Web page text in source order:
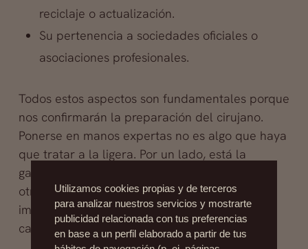
reciclaje o actualización.
Su pertenencia a sociedades oficiales o
asociaciones profesionales.
Todos estos aspectos son fundamentales porque
nos confirmarán la preparación del cirujano.
Ponerse en manos expertas no es algo que haya
que tratar a la ligera. Por un lado, está la
garantía de unos resultados satisfactorios. Por
otro, la seguridad de que en caso de un
imprevisto elcirujano plásticosabrá tratar el
caso con diligencia.
Utilizamos cookies propias y de terceros
para analizar nuestros servicios y mostrarte
publicidad relacionada con tus preferencias
en base a un perfil elaborado a partir de tus